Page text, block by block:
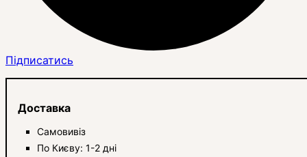
Підписатись
Доставка
Самовивіз
По Києву: 1-2 дні